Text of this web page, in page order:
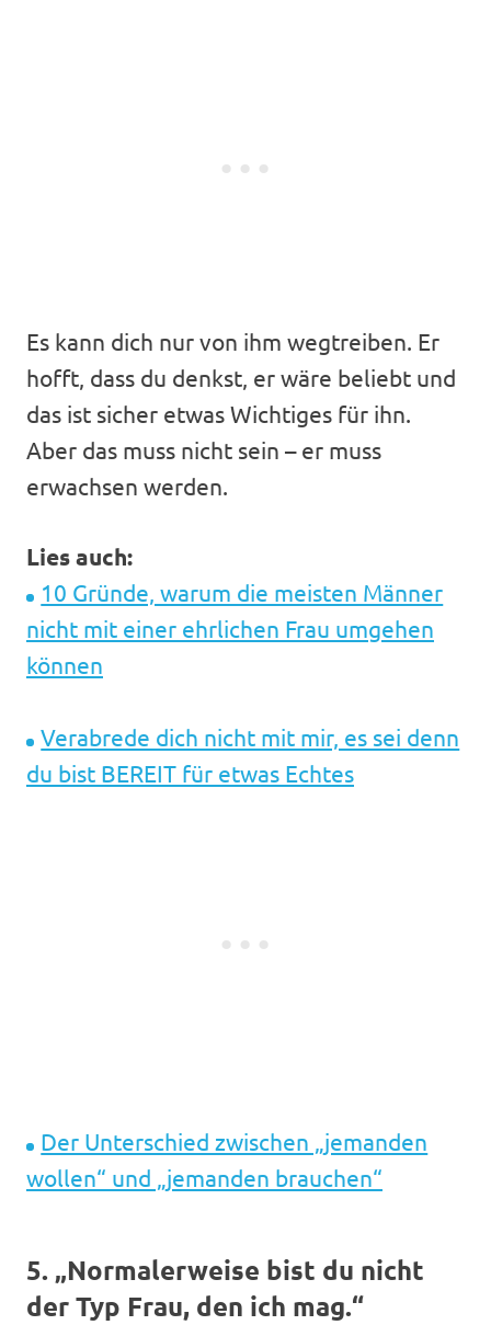
Es kann dich nur von ihm wegtreiben. Er
hofft, dass du denkst, er wäre beliebt und
das ist sicher etwas Wichtiges für ihn.
Aber das muss nicht sein – er muss
erwachsen werden.
Lies auch:
10 Gründe, warum die meisten Männer
nicht mit einer ehrlichen Frau umgehen
können
Verabrede dich nicht mit mir, es sei denn
du bist BEREIT für etwas Echtes
Der Unterschied zwischen „jemanden
wollen“ und „jemanden brauchen“
5. „Normalerweise bist du nicht
der Typ Frau, den ich mag.“